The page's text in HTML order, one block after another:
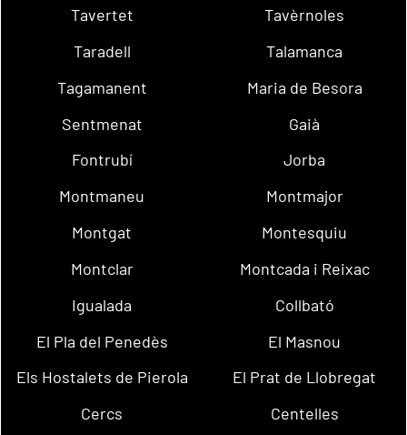
Tavertet
Tavèrnoles
Taradell
Talamanca
Tagamanent
Maria de Besora
Sentmenat
Gaià
Fontrubí
Jorba
Montmaneu
Montmajor
Montgat
Montesquiu
Montclar
Montcada i Reixac
Igualada
Collbató
El Pla del Penedès
El Masnou
Els Hostalets de Pierola
El Prat de Llobregat
Cercs
Centelles